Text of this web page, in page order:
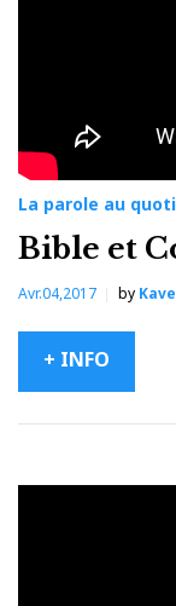
La parole au
Bible et
Avr.04,2017 by
+ INFO